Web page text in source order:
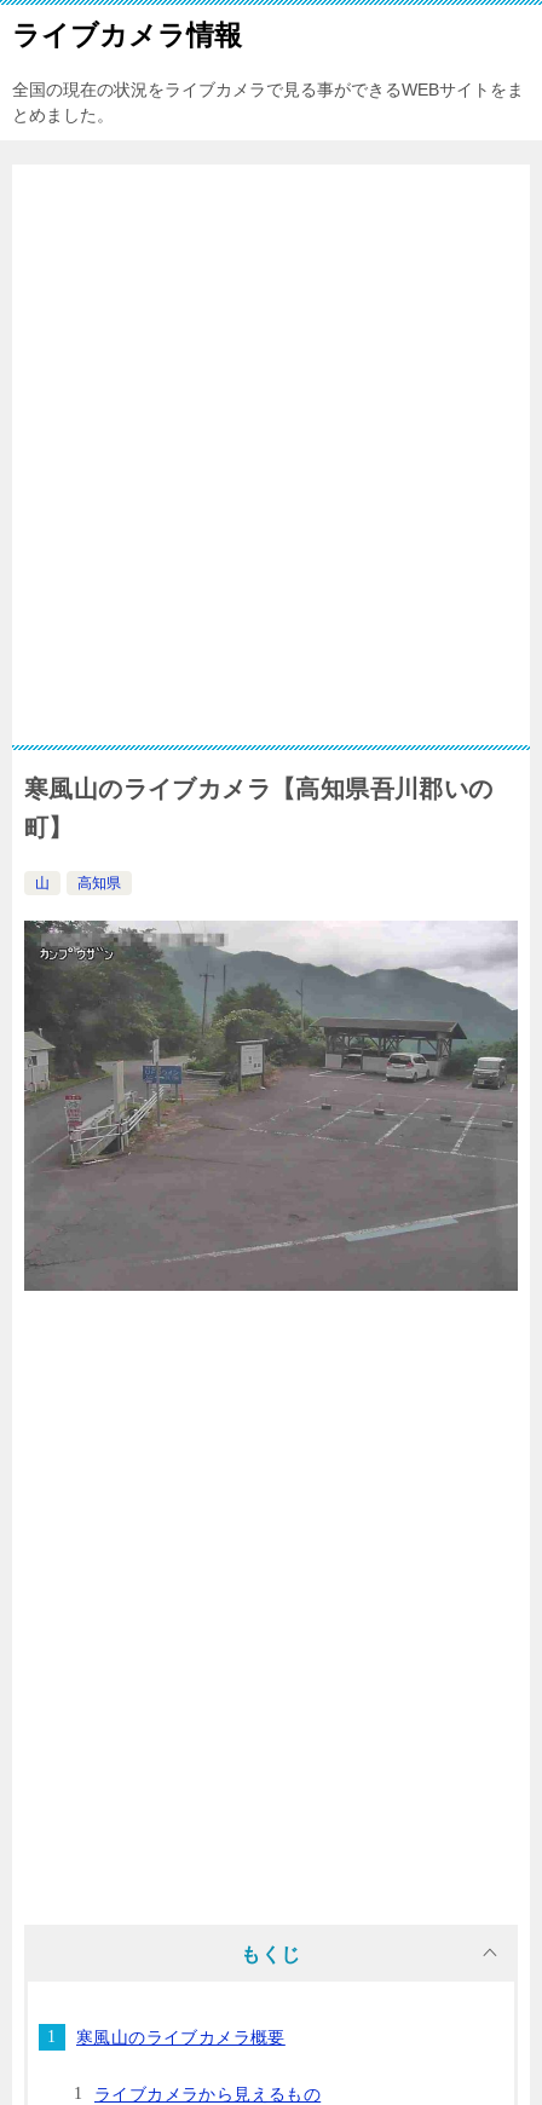
ライブカメラ情報
全国の現在の状況をライブカメラで見る事ができるWEBサイトをま
とめました。
寒風山のライブカメラ【高知県吾川郡いの
町】
山 高知県
もくじ
寒風山のライブカメラ概要
ライブカメラから見えるもの